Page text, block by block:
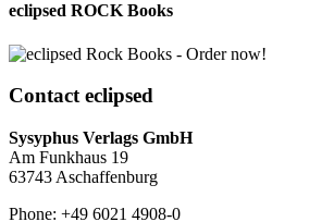
eclipsed ROCK Books
Contacteclipsed
Sysyphus Verlags GmbH
Am Funkhaus 19
63743 Aschaffenburg
Phone: +49 6021 4908-0